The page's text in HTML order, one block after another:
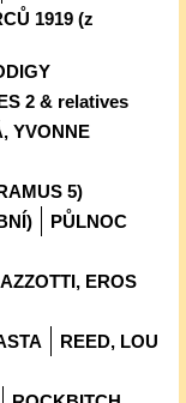
1919 (z
2 & relatives
YVONNE
5)
PŮLNOC
EROS
REED, LOU